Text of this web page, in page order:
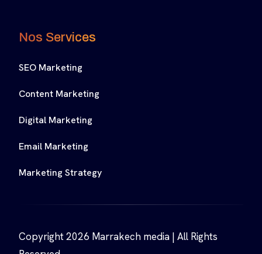
Nos Services
SEO Marketing
Content Marketing
Digital Marketing
Email Marketing
Marketing Strategy
Copyright 2026 Marrakech media | All Rights